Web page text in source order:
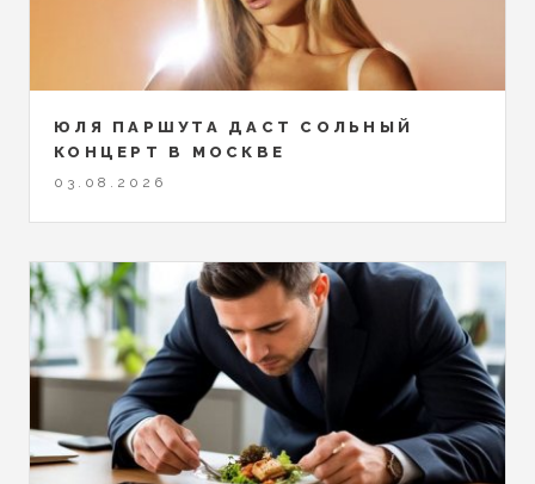
ЮЛЯ ПАРШУТА ДАСТ СОЛЬНЫЙ
КОНЦЕРТ В МОСКВЕ
03.08.2026